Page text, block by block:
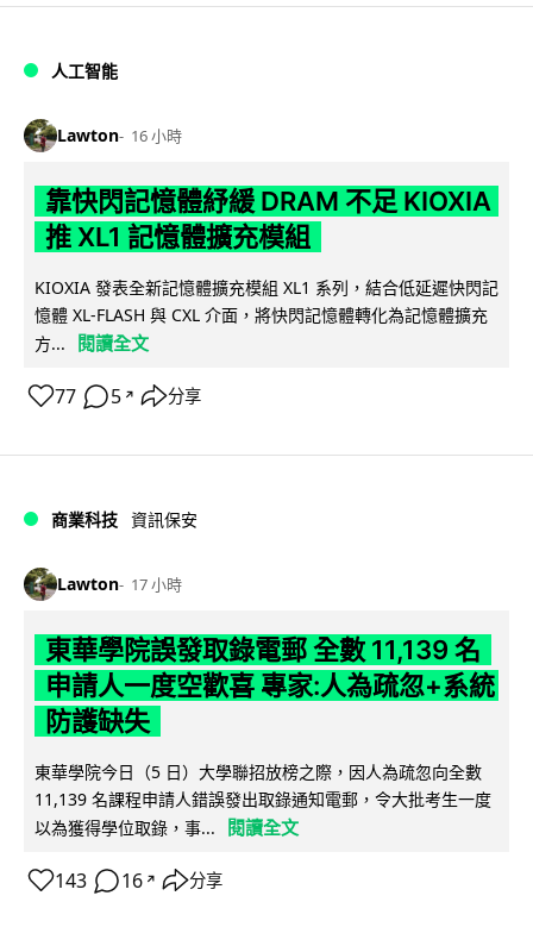
人工智能
Lawton 16 小時
靠快閃記憶體紓緩 DRAM 不足 KIOXIA
推 XL1 記憶體擴充模組
KIOXIA 發表全新記憶體擴充模組 XL1 系列，結合低延遲快閃記
憶體 XL-FLASH 與 CXL 介面，將快閃記憶體轉化為記憶體擴充
方...
閱讀全文
77 5 ↗ 分享
商業科技 資訊保安
Lawton 17 小時
東華學院誤發取錄電郵 全數 11,139 名
申請人一度空歡喜 專家:人為疏忽+系統
防護缺失
東華學院今日（5 日）大學聯招放榜之際，因人為疏忽向全數
11,139 名課程申請人錯誤發出取錄通知電郵，令大批考生一度
以為獲得學位取錄，事...
閱讀全文
143 16 ↗ 分享